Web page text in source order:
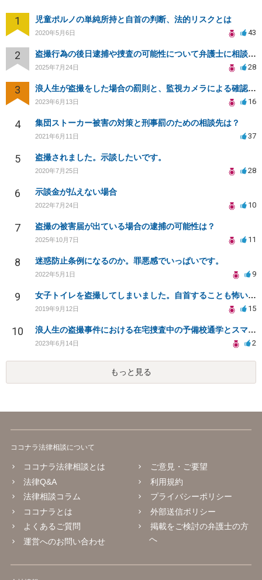
1 児童ポルノの単純所持と自首の判断、法的リスクとは
2020年5月6日 43
2 盗撮行為の後日逮捕や捜査の可能性について弁護士に相談したい
2025年7月24日 28
3 浪人生が盗撮をした場合の罰則と、監視カメラによる確認について
2023年6月13日 16
4 集団ストーカー被害の対策と刑事罰のための相談先は？
2021年6月11日 37
5 盗撮されました。示談したいです。
2020年7月25日 28
6 示談金が払えない場合
2022年7月24日 10
7 盗撮の被害届が出ている場合の逮捕の可能性は？
2025年10月7日 11
8 迷惑防止条例になるのか。罪悪感でいっぱいです。
2022年5月1日 9
9 女子トイレを盗撮してしまいました。自首することも怖いです。どうすれば良いでしょうか。
2019年9月12日 15
10 浪人生の盗撮事件における在宅捜査中の予備校通学とスマートフォン押収について
2023年6月14日 2
もっと見る
ココナラ法律相談について
ココナラ法律相談とは
法律Q&A
法律相談コラム
ココナラとは
よくあるご質問
運営へのお問い合わせ
ご意見・ご要望
利用規約
プライバシーポリシー
外部送信ポリシー
掲載をご検討の弁護士の方
へ